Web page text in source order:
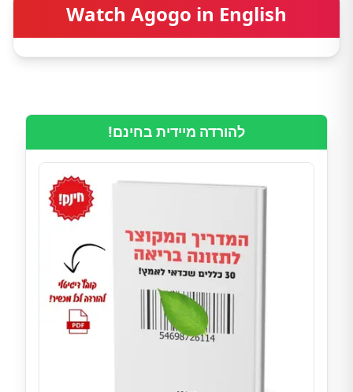
Watch Agogo in English
להורדה מיידית בחינם!